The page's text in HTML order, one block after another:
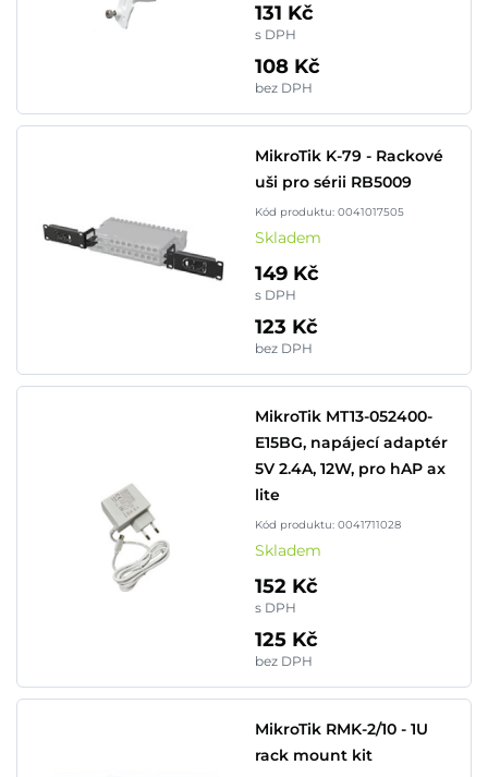
131 Kč
s DPH
108 Kč
bez DPH
MikroTik K-79 - Rackové
uši pro sérii RB5009
Kód produktu: 0041017505
Skladem
149 Kč
s DPH
123 Kč
bez DPH
MikroTik MT13-052400-
E15BG, napájecí adaptér
5V 2.4A, 12W, pro hAP ax
lite
Kód produktu: 0041711028
Skladem
152 Kč
s DPH
125 Kč
bez DPH
MikroTik RMK-2/10 - 1U
rack mount kit